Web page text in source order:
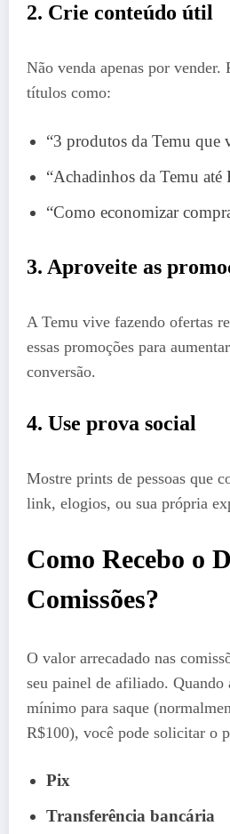
2. Crie conteúdo útil
Não venda apenas por vender.
títulos como:
“3 produtos da Temu que
“Achadinhos da Temu até
“Como economizar
3. Aproveite as
A Temu vive fazendo ofertas
essas promoções para
conversão.
4. Use prova social
Mostre prints de pessoas que
link, elogios, ou sua própria
Como Recebo o
Comissões?
O valor arrecadado nas
seu painel de afiliado.
mínimo para saque
R$100), você pode solicitar o
Pix
Transferência bancária